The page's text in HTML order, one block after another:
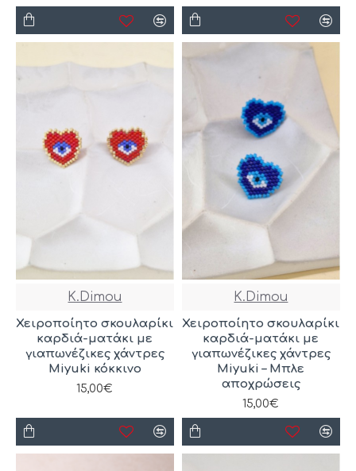
K.Dimou
Χειροποίητο σκουλαρίκι
καρδιά-ματάκι με
γιαπωνέζικες χάντρες
Miyuki κόκκινο
15,00€
K.Dimou
Χειροποίητο σκουλαρίκι
καρδιά-ματάκι με
γιαπωνέζικες χάντρες
Miyuki – Μπλε
αποχρώσεις
15,00€